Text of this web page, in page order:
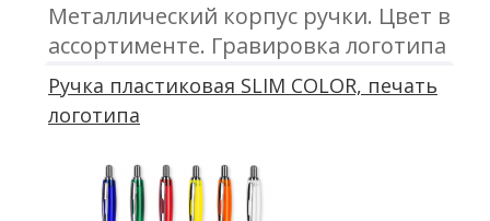
Металлический корпус ручки. Цвет в
ассортименте. Гравировка логотипа
компании на ручках
Ручка пластиковая SLIM COLOR, печать
логотипа